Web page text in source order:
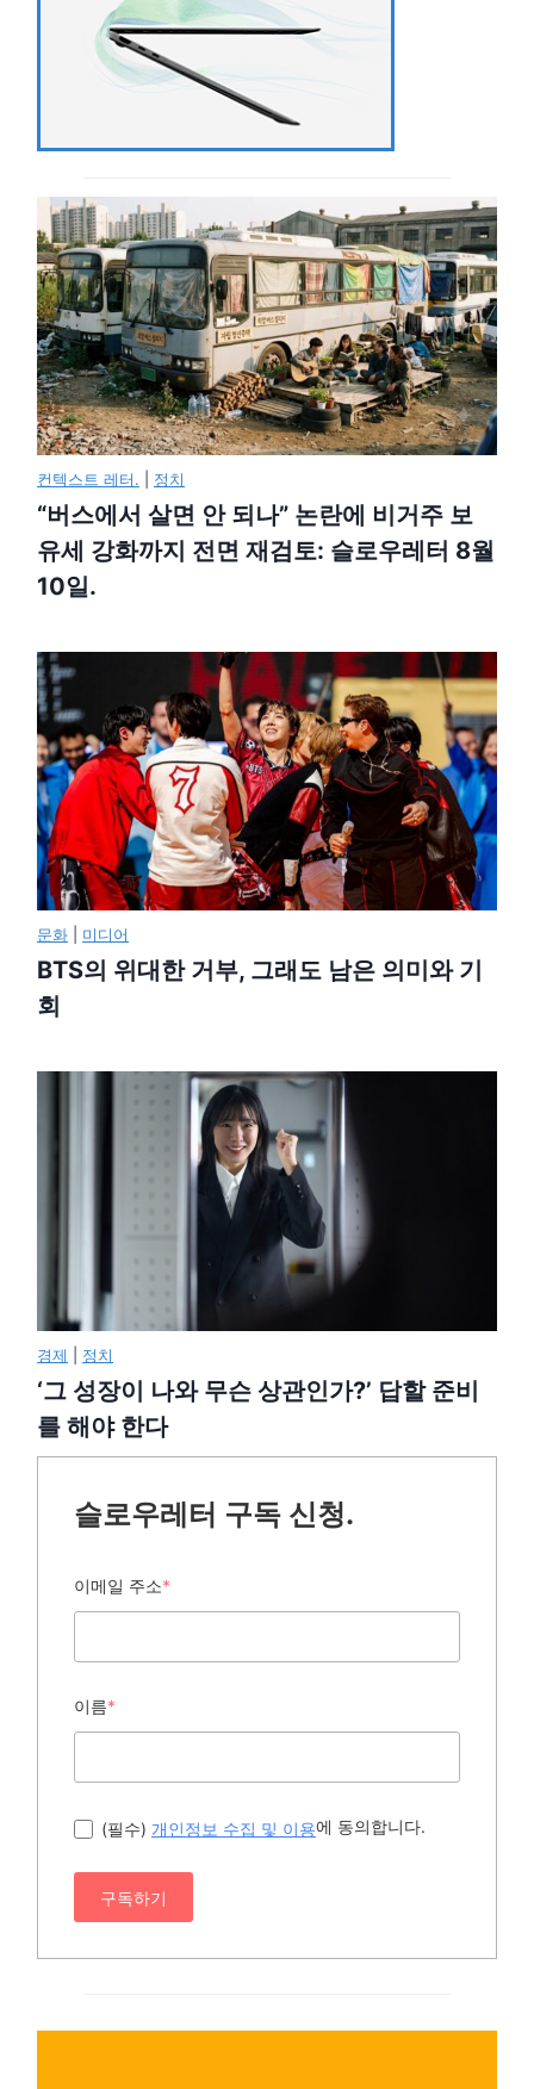
컨텍스트 레터. 정치
“버스에서 살면 안 되나” 논란에 비거주 보
유세 강화까지 전면 재검토: 슬로우레터 8월
10일.
문화 미디어
BTS의 위대한 거부, 그래도 남은 의미와 기
회
경제 정치
‘그 성장이 나와 무슨 상관인가?’ 답할 준비
를 해야 한다
슬로우레터 구독 신청.
이메일 주소*
이름*
(필수) 개인정보 수집 및 이용에 동의합니다.
구독하기